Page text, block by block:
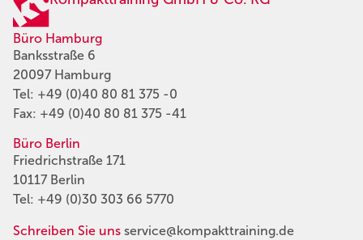
Büro Hamburg
Banksstraße 6
20097 Hamburg
Tel: +49 (0)40 80 81 375 -0
Fax: +49 (0)40 80 81 375 -41
Büro Berlin
Friedrichstraße 171
10117 Berlin
Tel: +49 (0)30 303 66 5770
Schreiben Sie uns service@kompakttraining.de